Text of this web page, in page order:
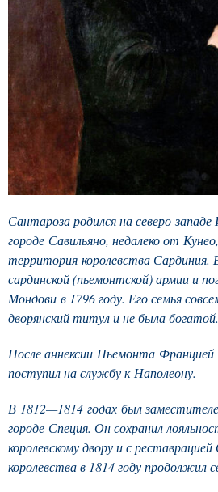
Сантароза родился на северо-
городе Савильяно, недалеко от
территория королевства Сардиния.
сардинской (пьемонтской) армии и
Мондови в 1796 году. Его семья
дворянский титул и не была богатой.
После аннексии Пьемонта
поступил на службу к Наполеону.
В 1812—1814 годах был
городе Специя. Он сохранил
королевскому двору и с реставрацией
королевства в 1814 году продолжил